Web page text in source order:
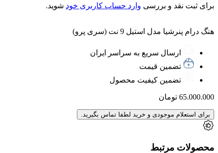
برای ثبت نقد و بررسی وارد حساب کاربری خود شوید.
هنگ درام پنرشیا مدل استیل 9 نت (سری پرو)
ارسال سریع به سراسر ایران
تضمین قیمت
تضمین کیفیت محصول
65.000.000 تومان
برای استعلام موجودی و خرید لطفا تماس بگیرید.
محصولات مرتبط